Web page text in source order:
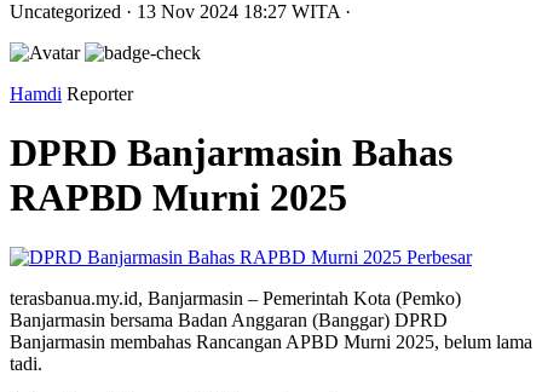
Uncategorized · 13 Nov 2024 18:27 WITA ·
Hamdi Reporter
DPRD Banjarmasin Bahas
RAPBD Murni 2025
Perbesar
terasbanua.my.id, Banjarmasin – Pemerintah Kota (Pemko)
Banjarmasin bersama Badan Anggaran (Banggar) DPRD
Banjarmasin membahas Rancangan APBD Murni 2025, belum lama
tadi.